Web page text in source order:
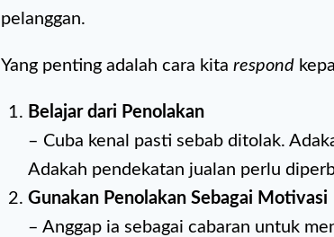
pelanggan.
Yang penting adalah cara kita respond
Belajar dari Penolakan
– Cuba kenal pasti sebab ditolak.
Adakah pendekatan jualan perlu
Gunakan Penolakan Sebagai Motivasi
– Anggap ia sebagai cabaran untuk